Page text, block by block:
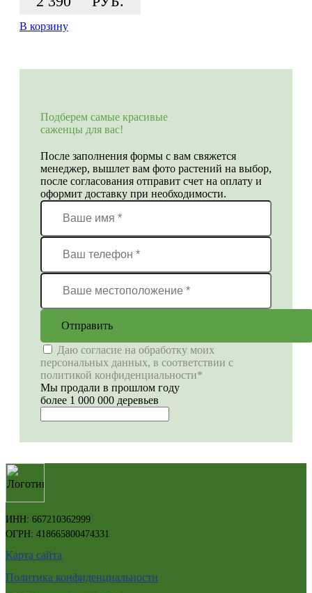
В корзину
Подберем самые красивые
саженцы для вас!
После заполнения формы с вам свяжется
менеджер, вышлет вам фото растений на выбор,
после согласования отправит счет на оплату и
оформит доставку при необходимости.
Отправить
Даю согласие на обработку моих
персональных данных, в соответствии с
политикой конфиденциальности*
Мы продали в прошлом году
более 1 000 000 деревьев
ИНН: 667210362999
ОГРН: 418665800474331
Карта сайта
Политика конфиденциальности